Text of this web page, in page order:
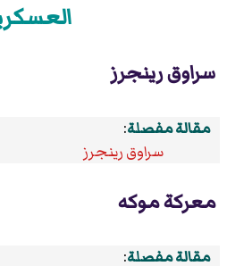
سراوق رينجرز
مقالة مفصلة:
سراوق رينجرز
معركة موكه
مقالة مفصلة: